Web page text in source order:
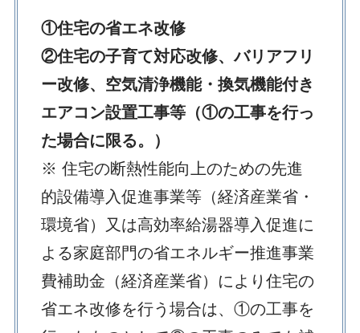
①住宅の省エネ改修
②住宅の子育て対応改修、バリアフリ
ー改修、空気清浄機能・換気機能付き
エアコン設置工事等（①の工事を行っ
た場合に限る。）
※ 住宅の断熱性能向上のための先進
的設備導入促進事業等（経済産業省・
環境省）又は高効率給湯器導入促進に
よる家庭部門の省エネルギー推進事業
費補助金（経済産業省）により住宅の
省エネ改修を行う場合は、①の工事を